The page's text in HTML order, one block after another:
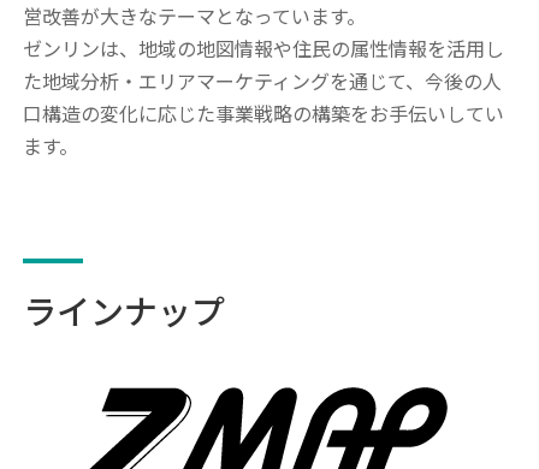
営改善が大きなテーマとなっています。
ゼンリンは、地域の地図情報や住民の属性情報を活用し
た地域分析・エリアマーケティングを通じて、今後の人
口構造の変化に応じた事業戦略の構築をお手伝いしてい
ます。
ラインナップ